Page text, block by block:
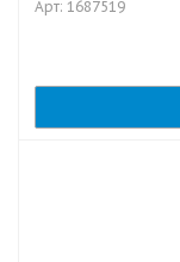
Арт: 1687519